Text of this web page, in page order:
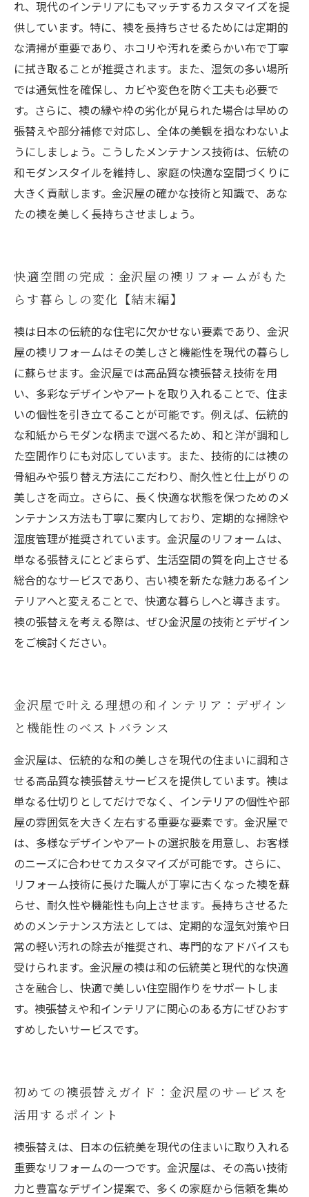
れ、現代のインテリアにもマッチするカスタマイズを提
供しています。特に、襖を長持ちさせるためには定期的
な清掃が重要であり、ホコリや汚れを柔らかい布で丁寧
に拭き取ることが推奨されます。また、湿気の多い場所
では通気性を確保し、カビや変色を防ぐ工夫も必要で
す。さらに、襖の縁や枠の劣化が見られた場合は早めの
張替えや部分補修で対応し、全体の美観を損なわないよ
うにしましょう。こうしたメンテナンス技術は、伝統の
和モダンスタイルを維持し、家庭の快適な空間づくりに
大きく貢献します。金沢屋の確かな技術と知識で、あな
たの襖を美しく長持ちさせましょう。
快適空間の完成：金沢屋の襖リフォームがもた
らす暮らしの変化【結末編】
襖は日本の伝統的な住宅に欠かせない要素であり、金沢
屋の襖リフォームはその美しさと機能性を現代の暮らし
に蘇らせます。金沢屋では高品質な襖張替え技術を用
い、多彩なデザインやアートを取り入れることで、住ま
いの個性を引き立てることが可能です。例えば、伝統的
な和紙からモダンな柄まで選べるため、和と洋が調和し
た空間作りにも対応しています。また、技術的には襖の
骨組みや張り替え方法にこだわり、耐久性と仕上がりの
美しさを両立。さらに、長く快適な状態を保つためのメ
ンテナンス方法も丁寧に案内しており、定期的な掃除や
湿度管理が推奨されています。金沢屋のリフォームは、
単なる張替えにとどまらず、生活空間の質を向上させる
総合的なサービスであり、古い襖を新たな魅力あるイン
テリアへと変えることで、快適な暮らしへと導きます。
襖の張替えを考える際は、ぜひ金沢屋の技術とデザイン
をご検討ください。
金沢屋で叶える理想の和インテリア：デザイン
と機能性のベストバランス
金沢屋は、伝統的な和の美しさを現代の住まいに調和さ
せる高品質な襖張替えサービスを提供しています。襖は
単なる仕切りとしてだけでなく、インテリアの個性や部
屋の雰囲気を大きく左右する重要な要素です。金沢屋で
は、多様なデザインやアートの選択肢を用意し、お客様
のニーズに合わせてカスタマイズが可能です。さらに、
リフォーム技術に長けた職人が丁寧に古くなった襖を蘇
らせ、耐久性や機能性も向上させます。長持ちさせるた
めのメンテナンス方法としては、定期的な湿気対策や日
常の軽い汚れの除去が推奨され、専門的なアドバイスも
受けられます。金沢屋の襖は和の伝統美と現代的な快適
さを融合し、快適で美しい住空間作りをサポートしま
す。襖張替えや和インテリアに関心のある方にぜひおす
すめしたいサービスです。
初めての襖張替えガイド：金沢屋のサービスを
活用するポイント
襖張替えは、日本の伝統美を現代の住まいに取り入れる
重要なリフォームの一つです。金沢屋は、その高い技術
力と豊富なデザイン提案で、多くの家庭から信頼を集め